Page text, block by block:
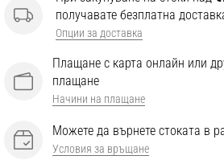
получавате безплатна
Опции за доставка
Плащане с карта онлайн или
плащане
Начини на плащане
Можете да върнете стоката в
Условия за връщане